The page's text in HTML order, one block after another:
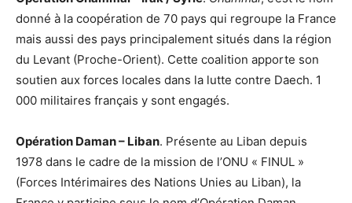
donné à la coopération de 70 pays qui regroupe la France
mais aussi des pays principalement situés dans la région
du Levant (Proche-Orient). Cette coalition apporte son
soutien aux forces locales dans la lutte contre Daech. 1
000 militaires français y sont engagés.
Opération Daman – Liban. Présente au Liban depuis
1978 dans le cadre de la mission de l’ONU « FINUL »
(Forces Intérimaires des Nations Unies au Liban), la